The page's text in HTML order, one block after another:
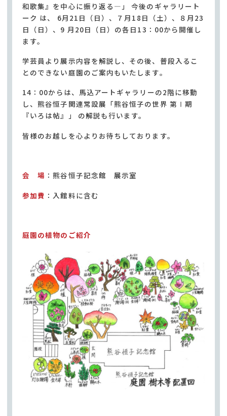
和歌集』を中心に振り返る―」 今後のギャラリート
ーク は、 6月21日（日）、７月18日（土）、８月23
日（日）、9 月20日（日）の各日13：00から開催し
ます。
学芸員より展示内容を解説し、その後、普段入るこ
とのできない庭園のご案内もいたします。
14：00からは、馬込アートギャラリーの2階に移動
し、熊谷恒子関連常設展「熊谷恒子の世界 第Ⅰ期
『いろは帖』」 の解説も行います。
皆様のお越しを心よりお待ちしております。
会 場 ：熊谷恒子記念館 展示室
参加費 ：入館料に含む
庭園の植物のご紹介